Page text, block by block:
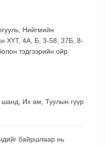
Нийгмийн
ХҮТ, 4А, Б, 3-58, 37Б, 8-
тэдгээрийн ойр
шанд, Их ам, Туулын гүүр
байршлаар нь